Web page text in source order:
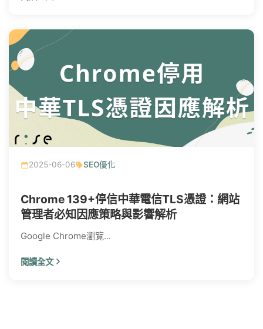
2025-06-06 SEO優化
Chrome 139+停信中華電信TLS憑證：網站
管理者必知因應策略與影響解析
Google Chrome瀏覽...
閱讀全文